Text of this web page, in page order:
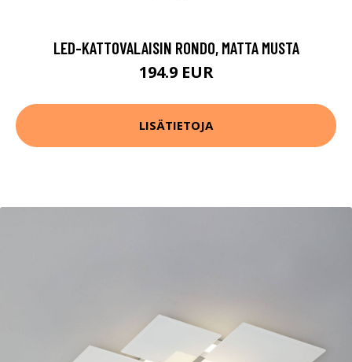
LED-KATTOVALAISIN RONDO, MATTA MUSTA
194.9 EUR
LISÄTIETOJA